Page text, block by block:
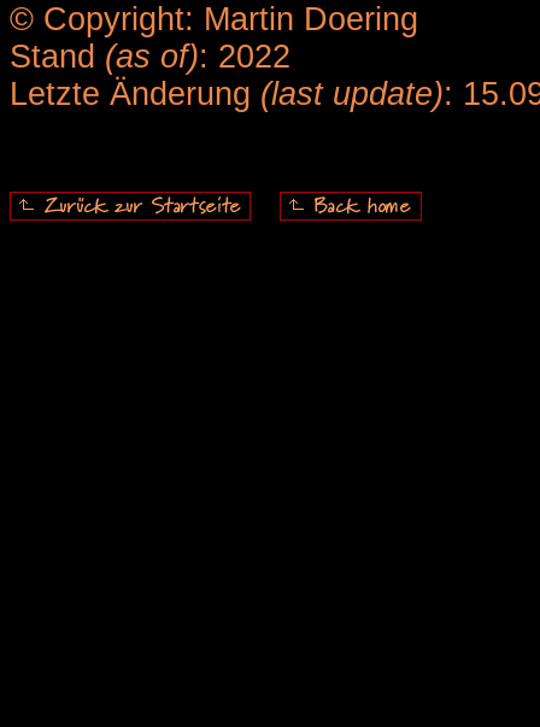
© Copyright: Martin Doering
Stand (as of): 2022
Letzte Änderung (last update):